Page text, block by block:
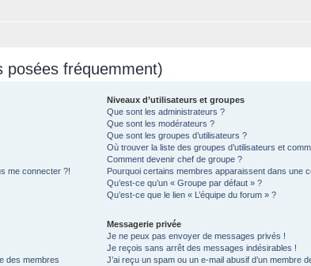
posées fréquemment)
me connecter ?!
des membres
Niveaux d’utilisateurs et groupes
Que sont les administrateurs ?
Que sont les modérateurs ?
Que sont les groupes d’utilisateurs ?
Où trouver la liste des groupes d’utilisateurs et
Comment devenir chef de groupe ?
Pourquoi certains membres apparaissent dans une
Qu’est-ce qu’un « Groupe par défaut » ?
Qu’est-ce que le lien « L’équipe du forum » ?
Messagerie privée
Je ne peux pas envoyer de messages privés !
Je reçois sans arrêt des messages indésirables !
J’ai reçu un spam ou un e-mail abusif d’un membre